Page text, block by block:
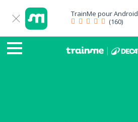
TrainMe pourAndroid
(160)